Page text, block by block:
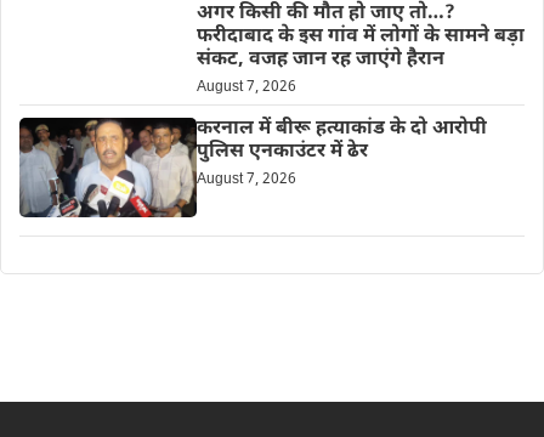
अगर किसी की मौत हो जाए तो…?
फरीदाबाद के इस गांव में लोगों के सामने बड़ा
संकट, वजह जान रह जाएंगे हैरान
August 7, 2026
करनाल में बीरू हत्याकांड के दो आरोपी
पुलिस एनकाउंटर में ढेर
August 7, 2026